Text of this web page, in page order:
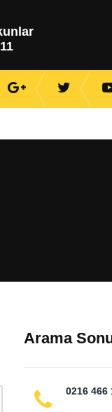
Arama
0216 466